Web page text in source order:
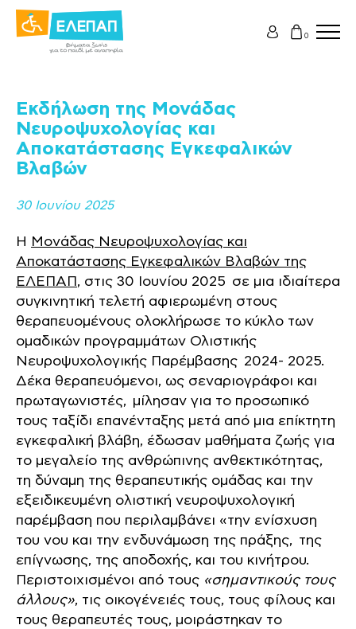
0
Εκδήλωση της Μονάδας
Νευροψυχολογίας και
Αποκατάστασης Εγκεφαλικών
Βλαβών
30 Ιουνίου 2025
Η
Μονάδας Νευροψυχολογίας και
Αποκατάστασης Εγκεφαλικών Βλαβών της
ΕΛΕΠΑΠ , στις 30 Ιουνίου 2025 σε μια ιδιαίτερα
συγκινητική τελετή αφιερωμένη στους
θεραπευομένους ολοκλήρωσε το κύκλο των
ομαδικών προγραμμάτων Ολιστικής
Νευροψυχολογικής Παρέμβασης 2024- 2025.
Δέκα θεραπευόμενοι, ως σεναριογράφοι και
πρωταγωνιστές, μίλησαν για το προσωπικό
τους ταξίδι επανένταξης μετά από μια επίκτητη
εγκεφαλική βλάβη, έδωσαν μαθήματα ζωής για
το μεγαλείο της ανθρώπινης ανθεκτικότητας,
τη δύναμη της θεραπευτικής ομάδας και την
εξειδικευμένη ολιστική νευροψυχολογική
παρέμβαση που περιλαμβάνει «την ενίσχυση
του νου και την ενδυνάμωση της πράξης, της
επίγνωσης, της αποδοχής, και του κινήτρου.
Περιστοιχισμένοι από τους «σημαντικούς τους
άλλους», τις οικογένειές τους, τους φίλους και
τους θεραπευτές τους, μοιράστηκαν το